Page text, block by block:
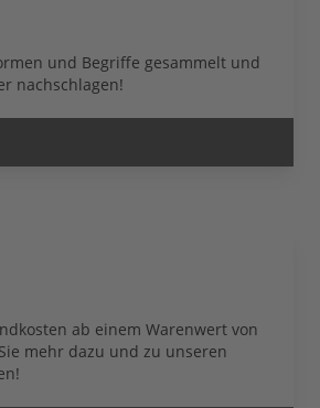
und Begriffe gesammelt und
nachschlagen!
ab einem Warenwert von
mehr dazu und zu unseren